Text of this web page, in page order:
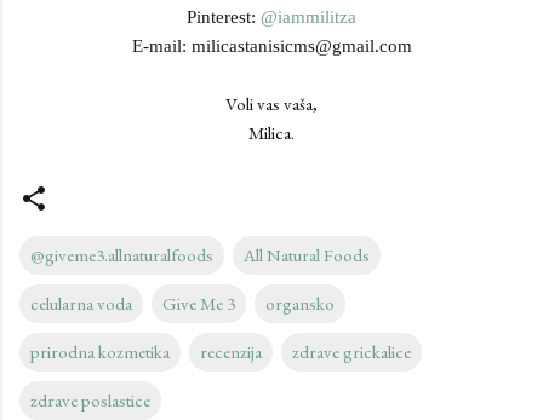
Pinterest: @iammilitza
E-mail: milicastanisicms@gmail.com
Voli vas vaša,
Milica.
@giveme3.allnaturalfoods All Natural Foods
celularna voda Give Me 3 organsko
prirodna kozmetika recenzija zdrave grickalice
zdrave poslastice